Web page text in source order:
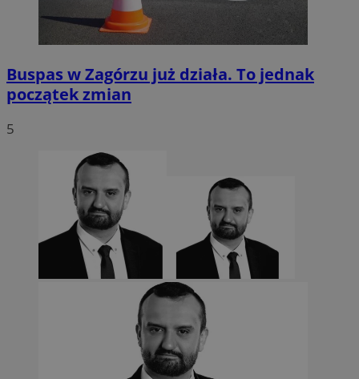
Buspas w Zagórzu już działa. To jednak
początek zmian
5